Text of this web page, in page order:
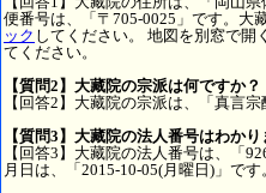
便番号は、「〒705-0025」です。大
ック してください。 地図を別窓で開
てください。
【質問2】大藏院の宗派は何ですか？
【回答2】大藏院の宗派は、「真言宗
【質問3】大藏院の法人番号はわかり
【回答3】大藏院の法人番号は、「
月日は、「2015-10-05(月曜日)」です